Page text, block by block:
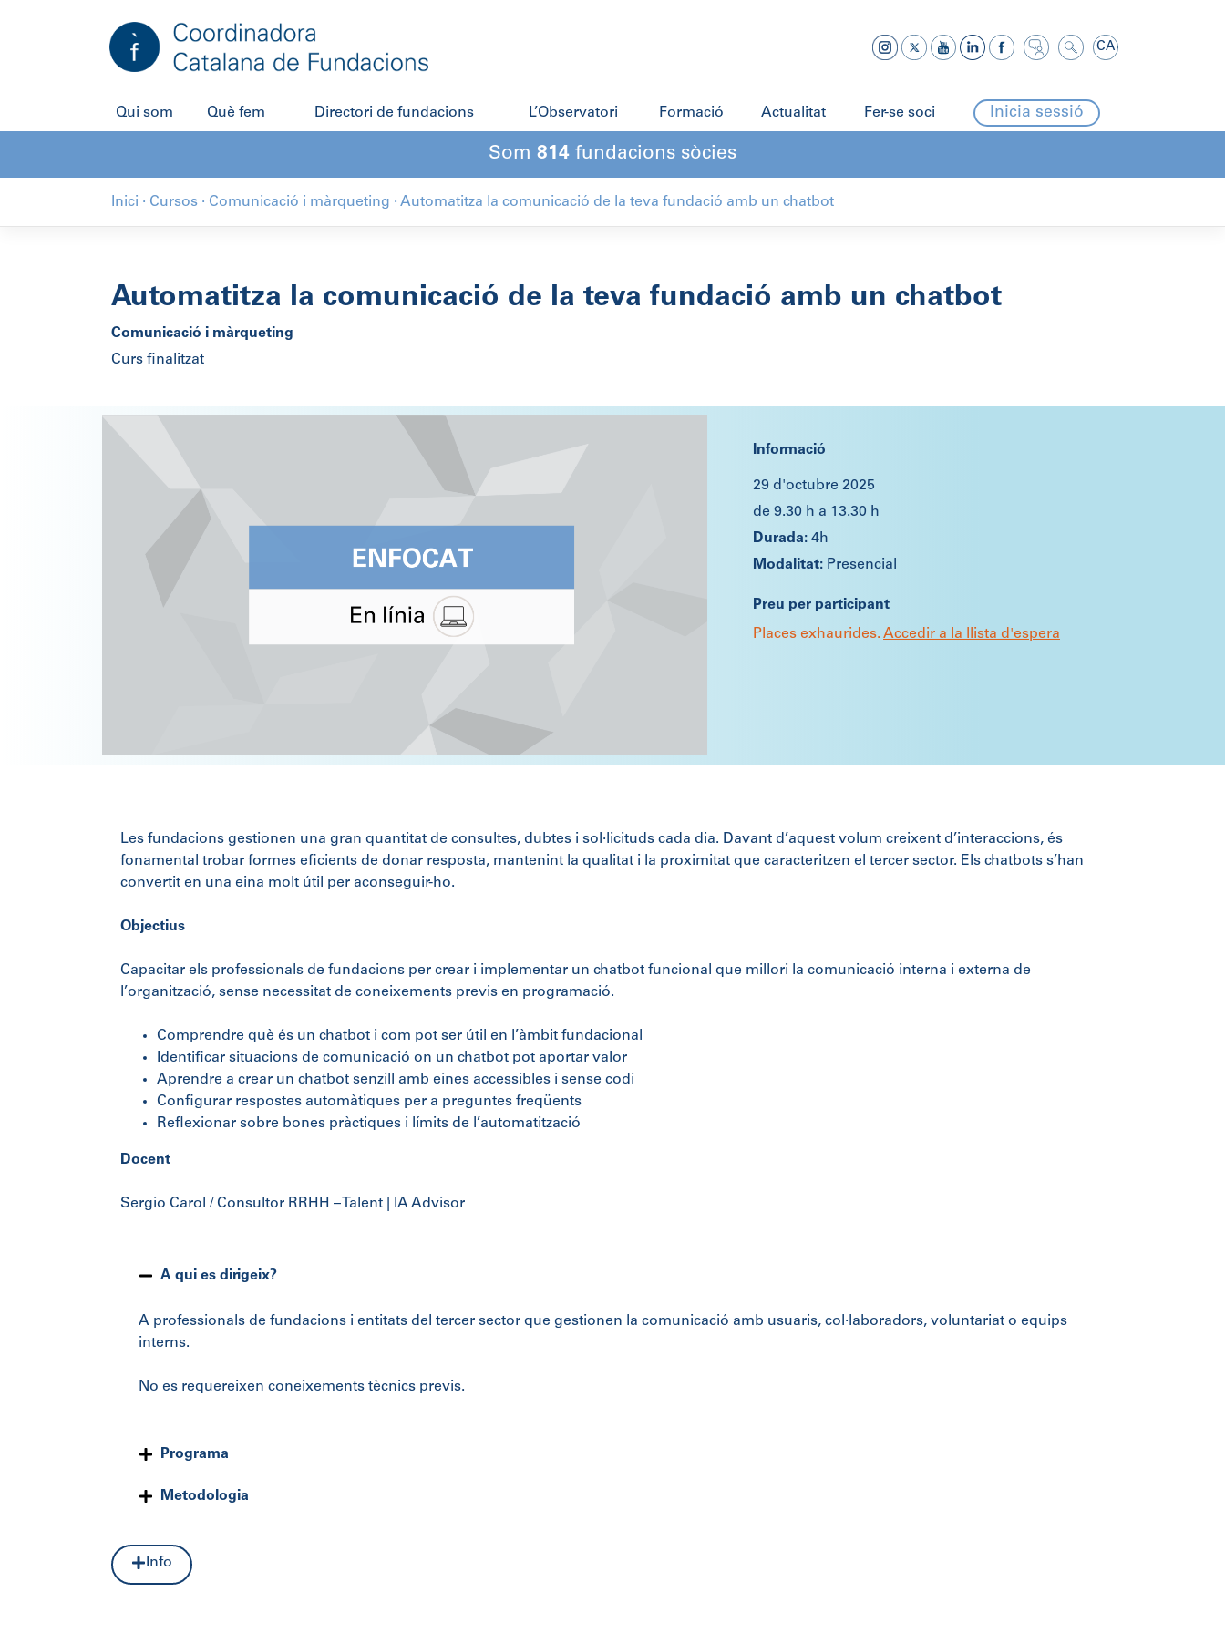
CA
Qui som Què fem Directori de fundacions L’Observatori Formació Actualitat Fer-se soci Inicia sessió
Som 814 fundacions sòcies
Inici · Cursos · Comunicació i màrqueting · Automatitza la comunicació de la teva fundació amb un chatbot
Automatitza la comunicació de la teva fundació amb un chatbot
Comunicació i màrqueting
Curs finalitzat
Informació
29 d'octubre 2025
de 9.30 h a 13.30 h
4h
Presencial
Preu per participant
Places exhaurides. Accedir a la llista d'espera
Les fundacions gestionen una gran quantitat de consultes, dubtes i sol·licituds cada dia. Davant d’aquest volum creixent d’interaccions, és
fonamental trobar formes eficients de donar resposta, mantenint la qualitat i la proximitat que caracteritzen el tercer sector. Els chatbots s’han
convertit en una eina molt útil per aconseguir-ho.
Objectius
Capacitar els professionals de fundacions per crear i implementar un chatbot funcional que millori la comunicació interna i externa de
l’organització, sense necessitat de coneixements previs en programació.
Comprendre què és un chatbot i com pot ser útil en l’àmbit fundacional
Identificar situacions de comunicació on un chatbot pot aportar valor
Aprendre a crear un chatbot senzill amb eines accessibles i sense codi
Configurar respostes automàtiques per a preguntes freqüents
Reflexionar sobre bones pràctiques i límits de l’automatització
Docent
Sergio Carol / Consultor RRHH – Talent | IA Advisor
A qui es dirigeix?
A professionals de fundacions i entitats del tercer sector que gestionen la comunicació amb usuaris, col·laboradors, voluntariat o equips
interns.
No es requereixen coneixements tècnics previs.
Programa
Metodologia
Info